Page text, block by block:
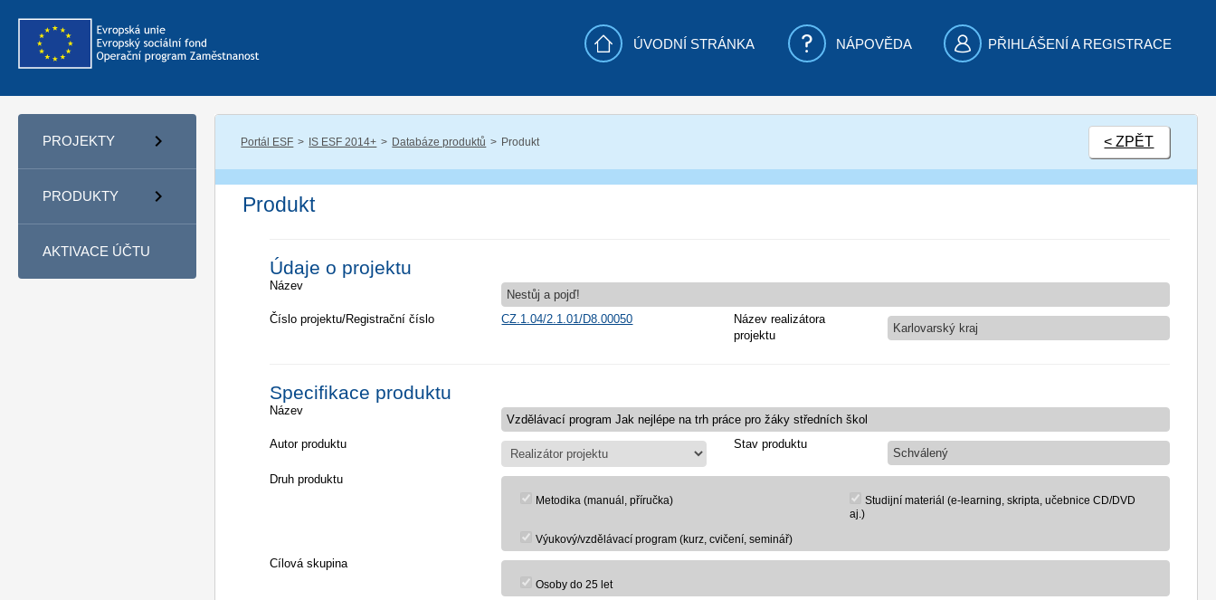
ÚVODNÍ STRÁNKA NÁPOVĚDA PŘIHLÁŠENÍ A REGISTRACE
PROJEKTY
PRODUKTY
AKTIVACE ÚČTU
Portál ESF IS ESF 2014+ Databáze produktů Produkt < ZPĚT
Produkt
Údaje o projektu
Název
Nestůj a pojď!
Číslo projektu/Registrační číslo
CZ.1.04/2.1.01/D8.00050
Název realizátora
projektu
Karlovarský kraj
Specifikace produktu
Název
Autor produktu Stav produktu
Schválený
Druh produktu
Metodika (manuál, příručka)
Studijní materiál (e-learning, skripta, učebnice CD/DVD
aj.)
Výukový/vzdělávací program (kurz, cvičení, seminář)
Cílová skupina
Osoby do 25 let